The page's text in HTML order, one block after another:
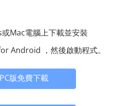
Mac電腦上下載並安裝
Android ，然後啟動程式。
PC版免費下載